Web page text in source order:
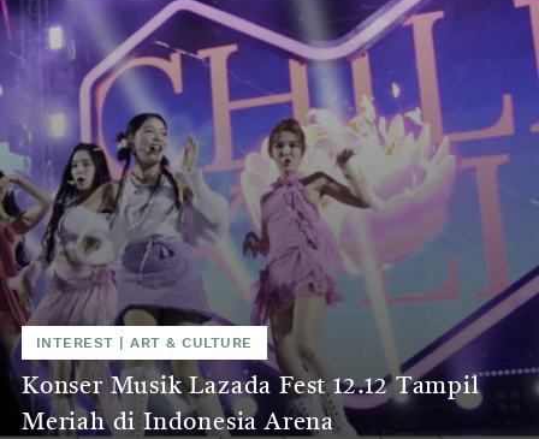
INTEREST |ART & CULTURE
Konser Musik Lazada Fest 12.12 Tampil
Meriah di Indonesia Arena